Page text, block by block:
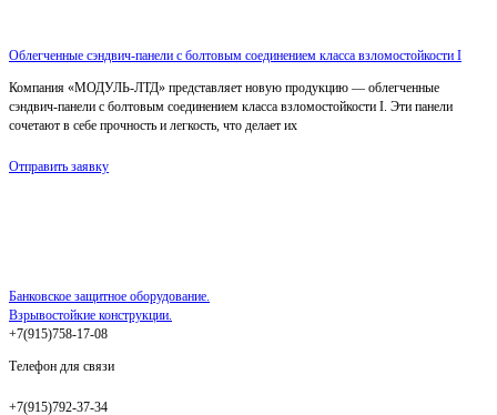
Облегченные сэндвич-панели с болтовым соединением класса взломостойкости I
Компания «МОДУЛЬ-ЛТД» представляет новую продукцию — облегченные
сэндвич-панели с болтовым соединением класса взломостойкости I. Эти панели
сочетают в себе прочность и легкость, что делает их
Отправить заявку
Банковское защитное оборудование.
Взрывостойкие конструкции.
+7(915)758-17-08
Телефон для связи
+7(915)792-37-34